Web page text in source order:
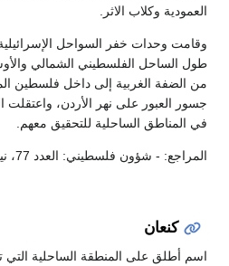
العمودية وكلاب الاثر.
وقامت وحدات خفر السواحل
طول الساحل الفلسطيني الشمالي
جسور العبور على نهر الأردن،
في المناطق الساحلية للتحقيق معهم.
المراجع: - شؤون فلسطيني: العدد 77، نيسان 1978، بيروت.
كنعان
اسم أطلق على المنطقة الساحلية